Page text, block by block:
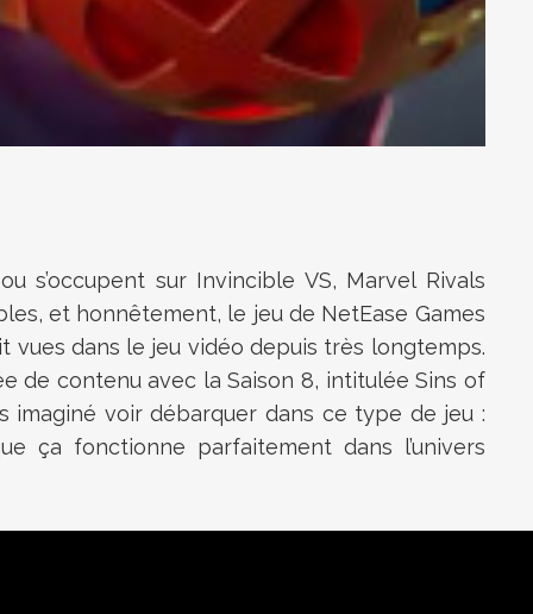
s’occupent sur Invincible VS, Marvel Rivals
et honnêtement, le jeu de NetEase Games
vues dans le jeu vidéo depuis très longtemps.
de contenu avec la Saison 8, intitulée Sins of
imaginé voir débarquer dans ce type de jeu :
ça fonctionne parfaitement dans l’univers